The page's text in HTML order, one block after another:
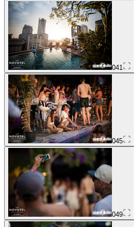
041
045
049